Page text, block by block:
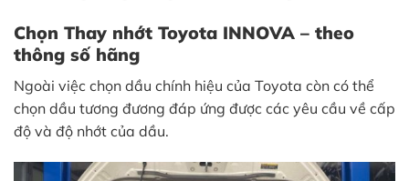
Chọn Thay nhớt Toyota INNOVA – theo
thông số hãng
Ngoài việc chọn dầu chính hiệu của Toyota còn có thể
chọn dầu tương đương đáp ứng được các yêu cầu về cấp
độ và độ nhớt của dầu.